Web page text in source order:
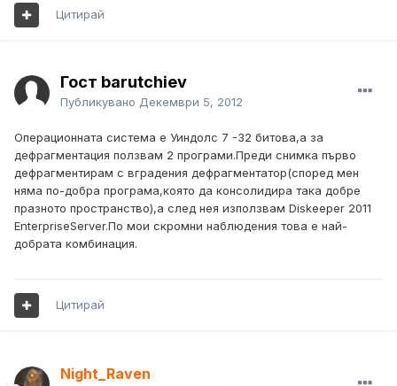
Цитирай
Гост barutchiev
Публикувано Декември 5, 2012
Операционната система е Уиндолс 7 -32 битова,а за
дефрагментация ползвам 2 програми.Преди снимка първо
дефрагментирам с вградения дефрагментатор(според мен
няма по-добра програма,която да консолидира така добре
празното пространство),а след нея използвам Diskeeper 2011
EnterpriseServer.По мои скромни наблюдения това е най-
добрата комбинация.
Цитирай
Night_Raven